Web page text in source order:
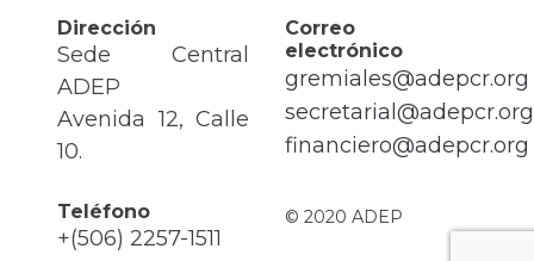
Dirección
Sede Central
ADEP
Avenida 12, Calle
10.
Correo
electrónico
gremiales@adepcr.org
secretarial@adepcr.org
financiero@adepcr.org
Teléfono
+(506) 2257-1511
© 2020 ADEP